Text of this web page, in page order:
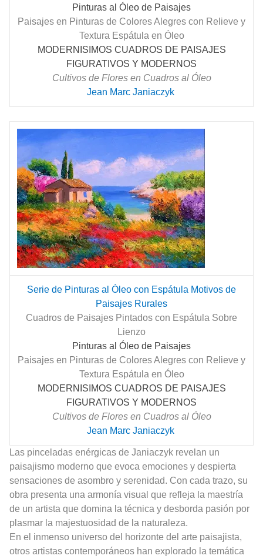
Pinturas al Óleo de Paisajes
Paisajes en Pinturas de Colores Alegres con Relieve y
Textura Espátula en Óleo
MODERNISIMOS CUADROS DE PAISAJES
FIGURATIVOS Y MODERNOS
Cultivos de Flores en Cuadros al Óleo
Jean Marc Janiaczyk
Serie de Pinturas al Óleo con Espátula Motivos de
Paisajes Rurales
Cuadros de Paisajes Pintados con Espátula Sobre
Lienzo
Pinturas al Óleo de Paisajes
Paisajes en Pinturas de Colores Alegres con Relieve y
Textura Espátula en Óleo
MODERNISIMOS CUADROS DE PAISAJES
FIGURATIVOS Y MODERNOS
Cultivos de Flores en Cuadros al Óleo
Jean Marc Janiaczyk
Las pinceladas enérgicas de Janiaczyk revelan un
paisajismo moderno que evoca emociones y despierta
sensaciones de asombro y serenidad. Con cada trazo, su
obra presenta una armonía visual que refleja la maestría
de un artista que domina la técnica y desborda pasión por
plasmar la majestuosidad de la naturaleza.
En el inmenso universo del horizonte del arte paisajista,
otros artistas contemporáneos han explorado la temática